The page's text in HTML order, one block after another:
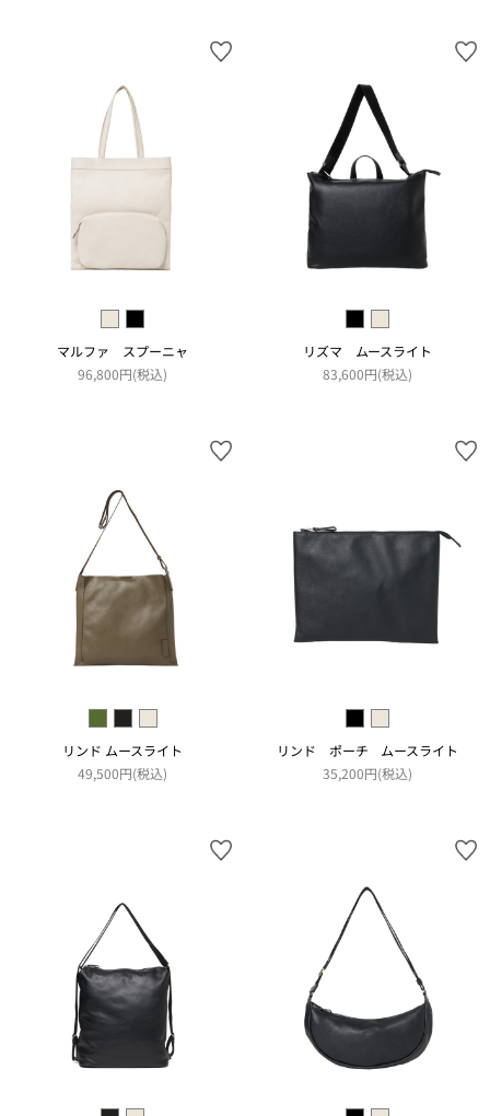
マルファ スプーニャ
96,800円(税込)
リズマ ムースライト
83,600円(税込)
リンド ムースライト
49,500円(税込)
リンド ポーチ ムースライト
35,200円(税込)